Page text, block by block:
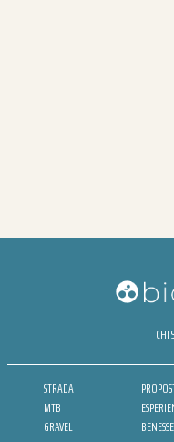
CHI
STRADA
MTB
GRAVEL